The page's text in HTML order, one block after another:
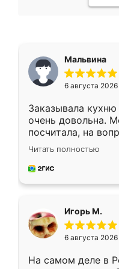
Мальвина
6 августа 2026
Заказывала кухню
очень довольна.
посчитала, на
Замерщик
делу со всей
за день, ребята
Читать полностью
Игорь М.
6 августа 2026
На самом деле в